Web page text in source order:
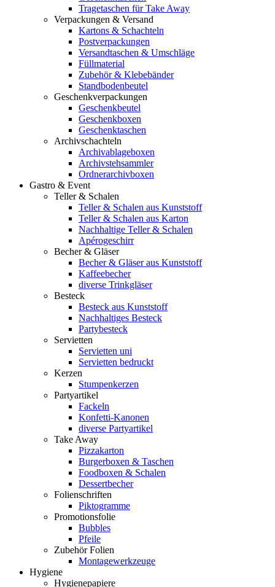
Tragetaschen für Take Away
Verpackungen & Versand
Kartons & Schachteln
Postverpackungen
Versandtaschen & Umschläge
Füllmaterial
Zubehör & Klebebänder
Standbodenbeutel
Geschenkverpackungen
Geschenkbeutel
Geschenkboxen
Geschenktaschen
Archivschachteln
Archivablageboxen
Archivstehsammler
Ordnerarchivboxen
Gastro & Event
Teller & Schalen
Teller & Schalen aus Kunststoff
Teller & Schalen aus Karton
Nachhaltige Teller & Schalen
Apérogeschirr
Becher & Gläser
Becher & Gläser aus Kunststoff
Kaffeebecher
diverse Trinkgläser
Besteck
Besteck aus Kunststoff
Nachhaltiges Besteck
Partybesteck
Servietten
Servietten uni
Servietten bedruckt
Kerzen
Stumpenkerzen
Partyartikel
Fackeln
Konfetti-Kanonen
diverse Partyartikel
Take Away
Pizzakarton
Burgerboxen & Taschen
Foodboxen & Schalen
Dessertbecher
Folienschriften
Piktogramme
Promotionsfolie
Bubbles
Pfeile
Zubehör Folien
Montagewerkzeuge
Hygiene
Hygienepapiere